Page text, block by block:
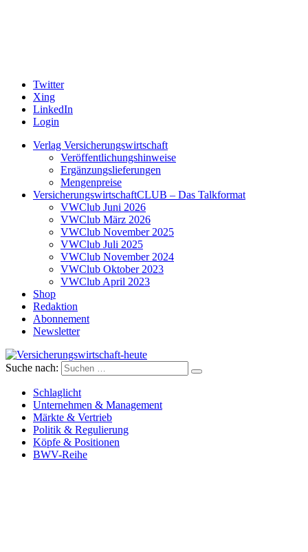
Twitter
Xing
LinkedIn
Login
Verlag Versicherungswirtschaft
Veröffentlichungshinweise
Ergänzungslieferungen
Mengenpreise
VersicherungswirtschaftCLUB – Das Talkformat
VWClub Juni 2026
VWClub März 2026
VWClub November 2025
VWClub Juli 2025
VWClub November 2024
VWClub Oktober 2023
VWClub April 2023
Shop
Redaktion
Abonnement
Newsletter
Versicherungswirtschaft-heute
Suche nach:
Schlaglicht
Unternehmen & Management
Märkte & Vertrieb
Politik & Regulierung
Köpfe & Positionen
BWV-Reihe